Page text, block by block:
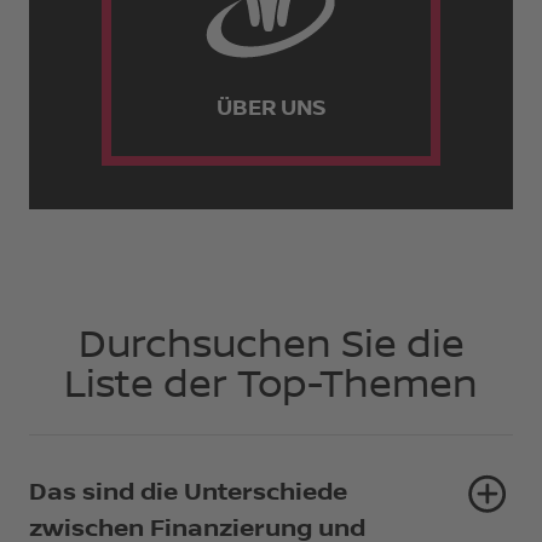
ÜBER UNS
Durchsuchen Sie die
Liste der Top-Themen
Das sind die Unterschiede
zwischen Finanzierung und